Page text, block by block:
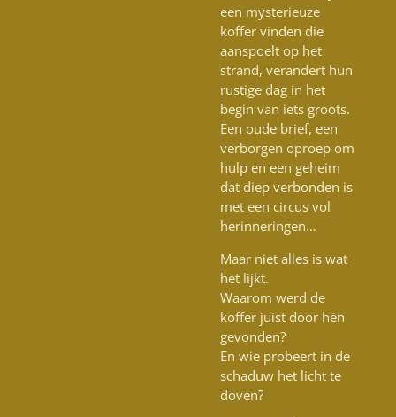
een mysterieuze
koffer vinden die
aanspoelt op het
strand, verandert hun
rustige dag in het
begin van iets groots.
Een oude brief, een
verborgen oproep om
hulp en een geheim
dat diep verbonden is
met een circus vol
herinneringen…
Maar niet alles is wat
het lijkt.
Waarom werd de
koffer juist door hén
gevonden?
En wie probeert in de
schaduw het licht te
doven?